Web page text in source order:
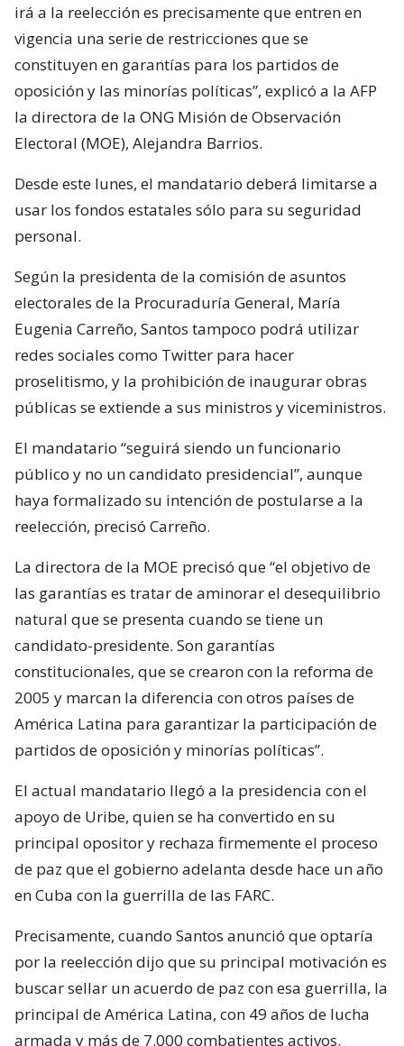
irá a la reelección es precisamente que entren en
vigencia una serie de restricciones que se
constituyen en garantías para los partidos de
oposición y las minorías políticas”, explicó a la AFP
la directora de la ONG Misión de Observación
Electoral (MOE), Alejandra Barrios.
Desde este lunes, el mandatario deberá limitarse a
usar los fondos estatales sólo para su seguridad
personal.
Según la presidenta de la comisión de asuntos
electorales de la Procuraduría General, María
Eugenia Carreño, Santos tampoco podrá utilizar
redes sociales como Twitter para hacer
proselitismo, y la prohibición de inaugurar obras
públicas se extiende a sus ministros y viceministros.
El mandatario “seguirá siendo un funcionario
público y no un candidato presidencial”, aunque
haya formalizado su intención de postularse a la
reelección, precisó Carreño.
La directora de la MOE precisó que “el objetivo de
las garantías es tratar de aminorar el desequilibrio
natural que se presenta cuando se tiene un
candidato-presidente. Son garantías
constitucionales, que se crearon con la reforma de
2005 y marcan la diferencia con otros países de
América Latina para garantizar la participación de
partidos de oposición y minorías políticas”.
El actual mandatario llegó a la presidencia con el
apoyo de Uribe, quien se ha convertido en su
principal opositor y rechaza firmemente el proceso
de paz que el gobierno adelanta desde hace un año
en Cuba con la guerrilla de las FARC.
Precisamente, cuando Santos anunció que optaría
por la reelección dijo que su principal motivación es
buscar sellar un acuerdo de paz con esa guerrilla, la
principal de América Latina, con 49 años de lucha
armada y más de 7.000 combatientes activos.